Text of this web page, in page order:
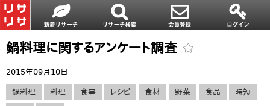
鍋料理に関するアンケート調査
2015年09月10日
鍋料理 料理 食事 レシピ 食材 野菜 食品 時短